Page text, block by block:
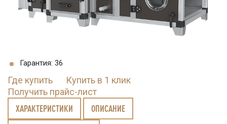
Гарантия: 36
Где купить
Купить в 1 клик
Получить прайс-лист
ХАРАКТЕРИСТИКИ ОПИСАНИЕ